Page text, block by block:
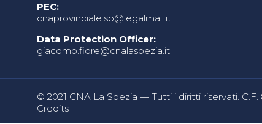
PEC:
cnaprovinciale.sp@legalmail.it
Data Protection Officer:
giacomo.fiore@cnalaspezia.it
© 2021 CNA La Spezia — Tutti i diritti riservati. C.F.
Credits